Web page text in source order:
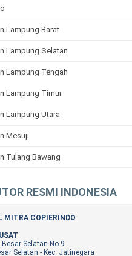
Lampung Barat
Lampung Selatan
Lampung Tengah
Lampung Timur
Lampung Utara
Mesuji
Tulang Bawang
RESMI INDONESIA
MITRA COPIERINDO
Selatan No.9
Selatan - Kec. Jatinegara